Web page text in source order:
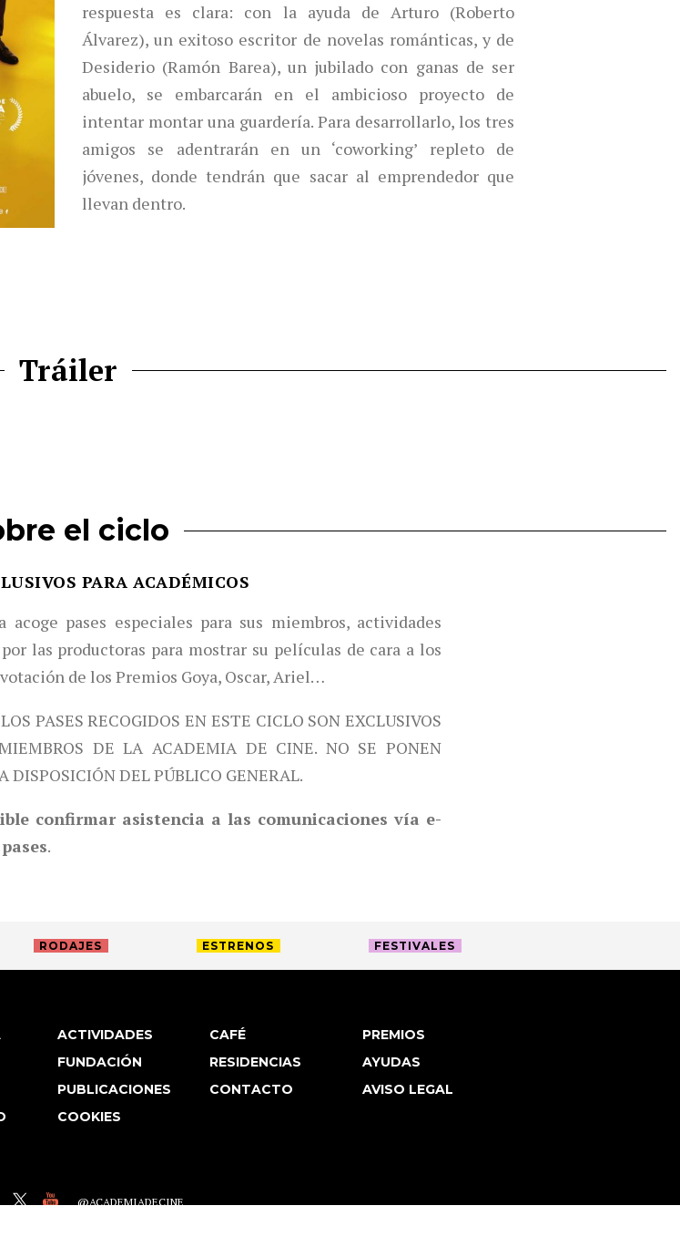
respuesta es clara: con la ayuda de Arturo (Roberto
Álvarez), un exitoso escritor de novelas románticas, y de
Desiderio (Ramón Barea), un jubilado con ganas de ser
abuelo, se embarcarán en el ambicioso proyecto de
intentar montar una guardería. Para desarrollarlo, los tres
amigos se adentrarán en un ‘coworking’ repleto de
jóvenes, donde tendrán que sacar al emprendedor que
llevan dentro.
Tráiler
el ciclo
PARA ACADÉMICOS
acoge pases especiales para sus miembros, actividades
las productoras para mostrar su películas de cara a los
de los Premios Goya, Oscar, Ariel…
PASES RECOGIDOS EN ESTE CICLO SON EXCLUSIVOS
DE LA ACADEMIA DE CINE. NO SE PONEN
DISPOSICIÓN DEL PÚBLICO GENERAL.
confirmar asistencia a las comunicaciones vía e-
.
RODAJES ESTRENOS FESTIVALES
ACTIVIDADES CAFÉ
PREMIOS
FUNDACIÓN RESIDENCIAS
AYUDAS
PUBLICACIONES CONTACTO
AVISO LEGAL
COOKIES
@ACADEMIADECINE